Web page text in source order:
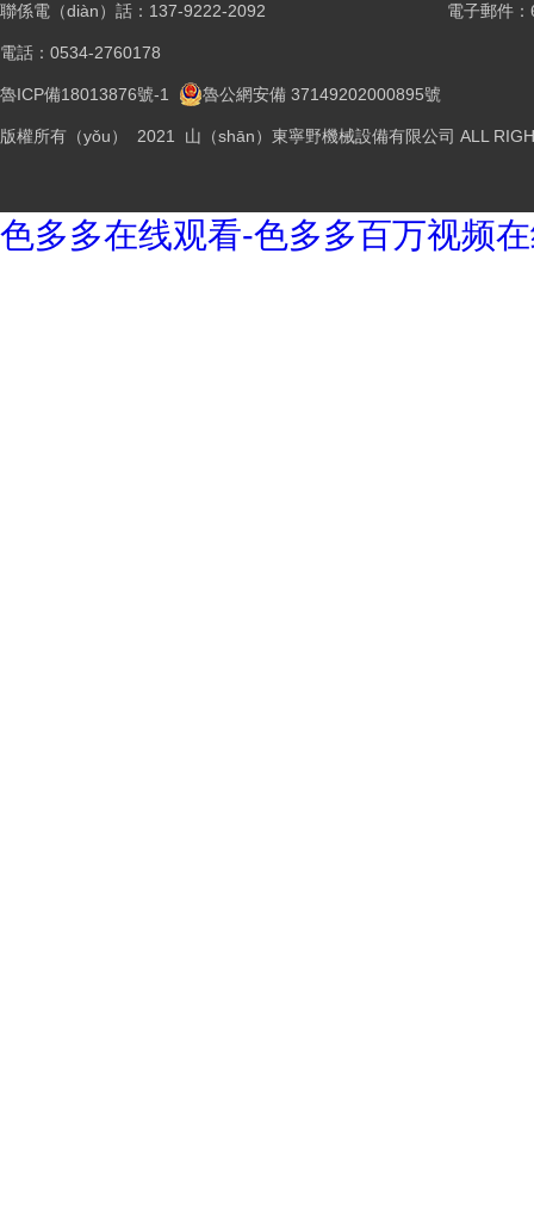
聯係電（diàn）話：137-9222-2092 電子郵件
電話：0534-2760178
魯ICP備18013876號-1 魯公網安備 37149202000895號
版權所有（yǒu） 2021 山（shān）東寧野機械設備有限公司 ALL
色多多在线观看-色多多百万视频